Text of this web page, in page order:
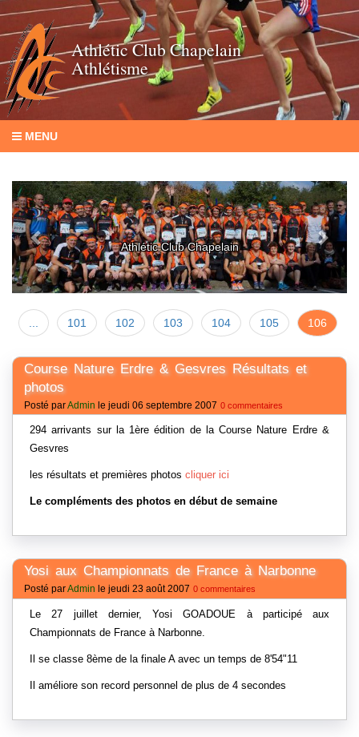
Athlétic Club Chapelain
Athlétisme
MENU
Athlétic Club Chapelain
Previous Next
101 102 103 104 105 106
Course Nature Erdre & Gesvres Résultats et
photos
Posté parAdmin le jeudi 06 septembre 2007 0 commentaires
294 arrivants sur la 1ère édition de la Course Nature Erdre &
Gesvres
les résultats et premières photos cliquer ici
Le compléments des photos en début de semaine
Yosi aux Championnats de France à Narbonne
Posté parAdmin le jeudi 23 août 2007 0 commentaires
Le 27 juillet dernier, Yosi GOADOUE à participé aux
Championnats de France à Narbonne.
Il se classe 8ème de la finale A avec un temps de 8'54"11
Il améliore son record personnel de plus de 4 secondes